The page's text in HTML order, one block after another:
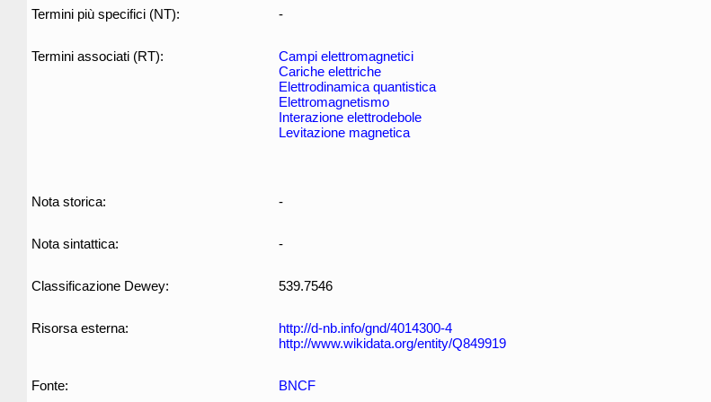
Termini più specifici (NT): -
Termini associati (RT):
Campi elettromagnetici
Cariche elettriche
Elettrodinamica quantistica
Elettromagnetismo
Interazione elettrodebole
Levitazione magnetica
Nota storica: -
Nota sintattica: -
Classificazione Dewey: 539.7546
Risorsa esterna:
http://d-nb.info/gnd/4014300-4
http://www.wikidata.org/entity/Q849919
Fonte: BNCF